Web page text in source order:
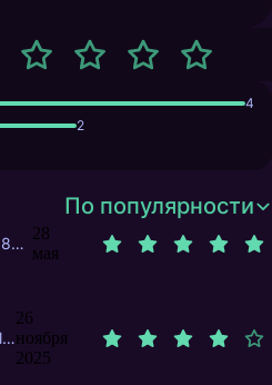
4
2
По популярности
user11870309
28
мая
FlipBard
26
ноября
2025